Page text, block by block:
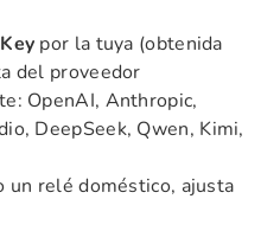
por la tuya (obtenida
del proveedor
OpenAI, Anthropic,
DeepSeek, Qwen, Kimi,
un relé doméstico, ajusta